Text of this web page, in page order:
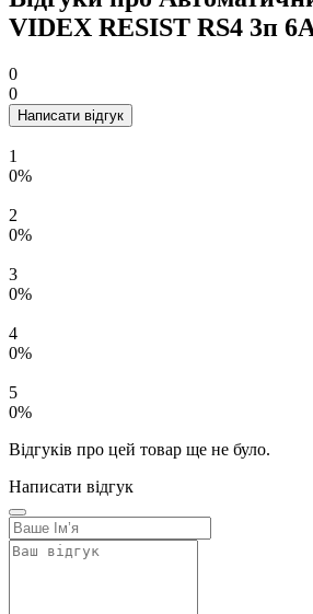
VIDEX RESIST RS4 3п
0
0
Написати відгук
1
0%
2
0%
3
0%
4
0%
5
0%
Відгуків про цей товар ще не було.
Написати відгук